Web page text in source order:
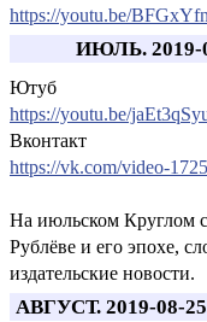
https://youtu.be/
ИЮЛЬ. 2019-
Ютуб
https://youtu.be/
Вконтакт
https://vk.com/video-
На июльском Круглом
Рублёве и его эпохе,
издательские новости.
АВГУСТ. 2019-08-